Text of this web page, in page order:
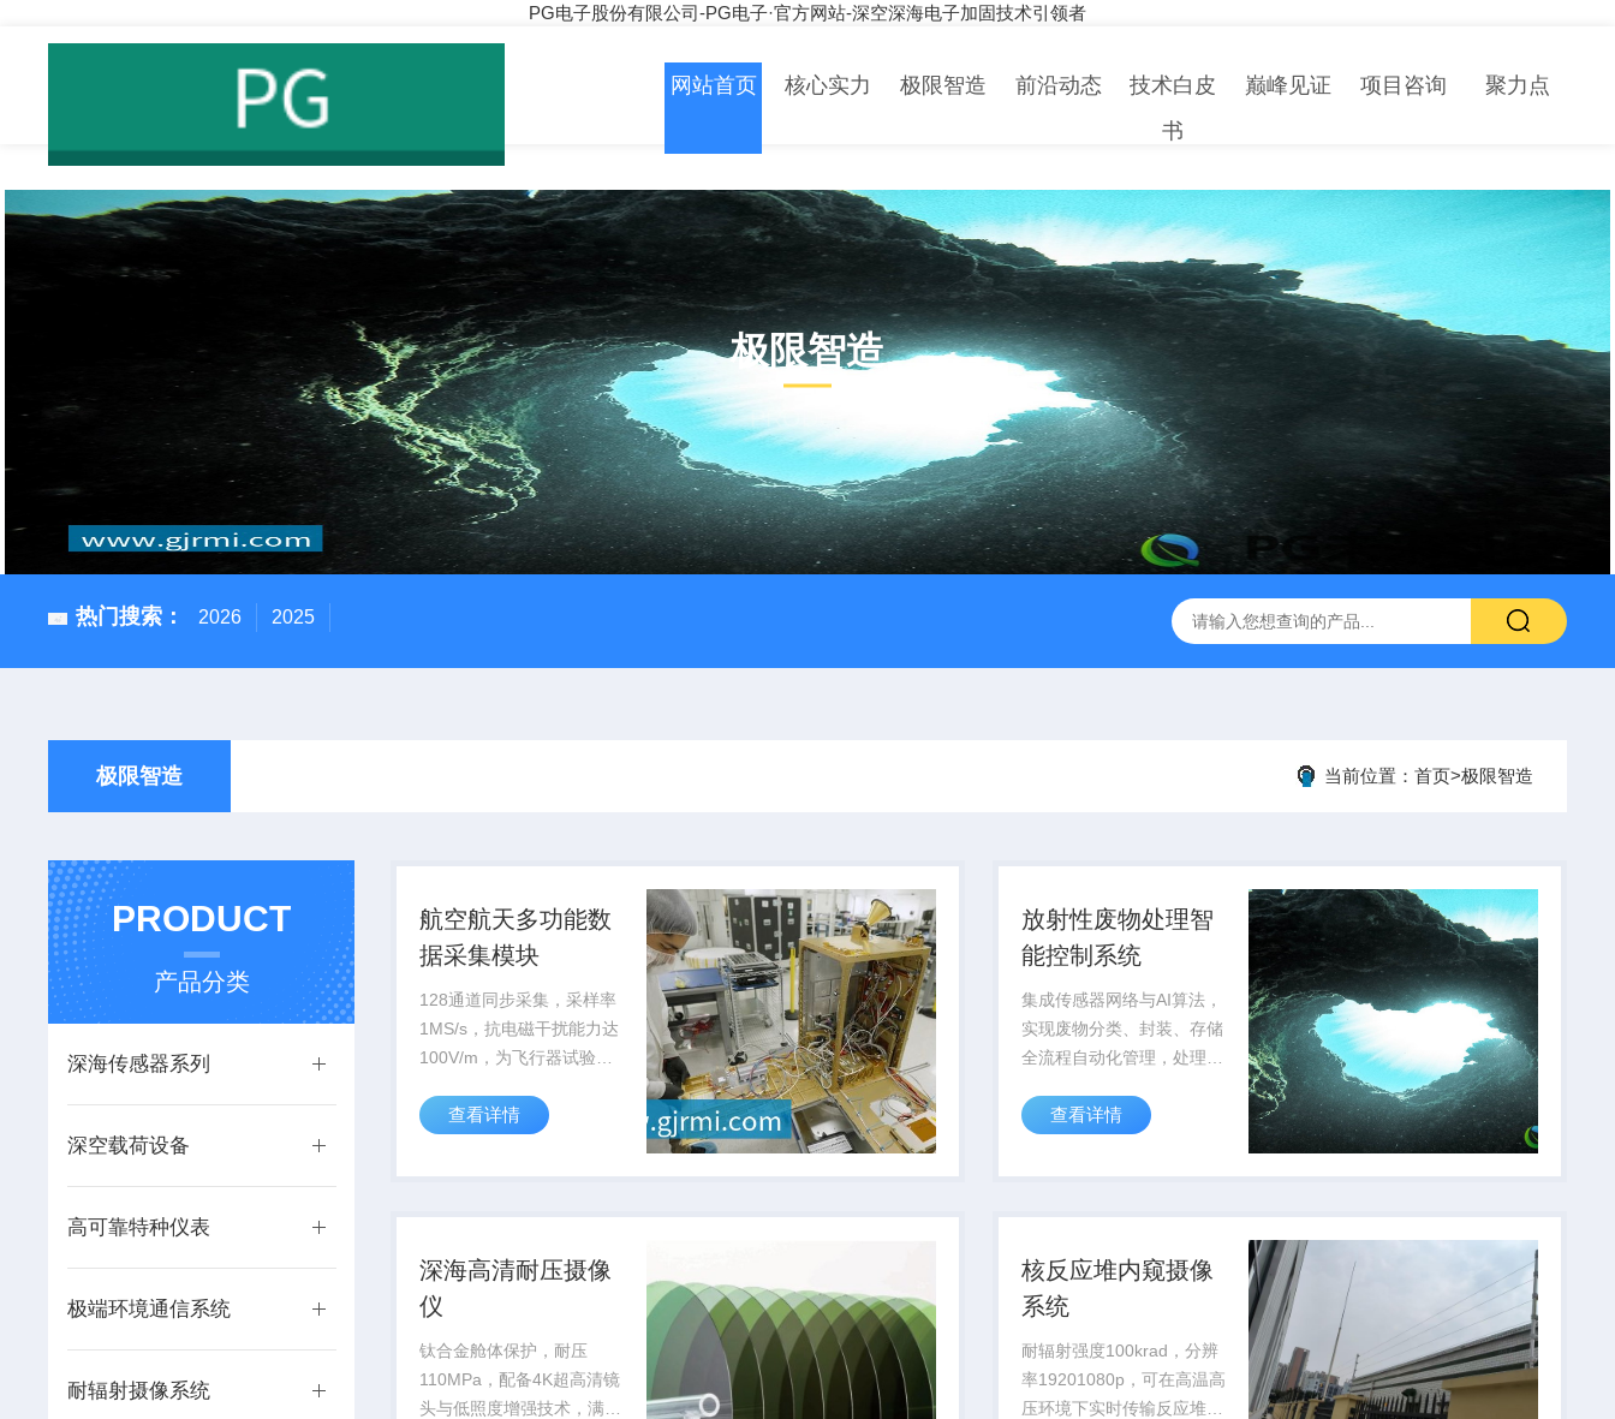
PG电子股份有限公司-PG电子·官方网站-深空深海电子加固技术引领者
网站首页 核心实力 极限智造 前沿动态
技术白皮
书
巅峰见证 项目咨询 聚力点
极限智造
PRODUCT
热门搜索： 2026 2025
极限智造 当前位置： 首页>极限智造
PRODUCT
产品分类
深海传感器系列
深空载荷设备
高可靠特种仪表
极端环境通信系统
耐辐射摄像系统
航空航天多功能数
据采集模块
128通道同步采集，采样率
1MS/s，抗电磁干扰能力达
100V/m，为飞行器试验提
查看详情
放射性废物处理智
能控制系统
集成传感器网络与AI算法，
实现废物分类、封装、存储
全流程自动化管理，处理效
暴露风险。
查看详情
深海高清耐压摄像
仪
钛合金舱体保护，耐压
110MPa，配备4K超高清镜
头与低照度增强技术，满足
核反应堆内窥摄像
系统
耐辐射强度100krad，分辨
率19201080p，可在高温高
压环境下实时传输反应堆内